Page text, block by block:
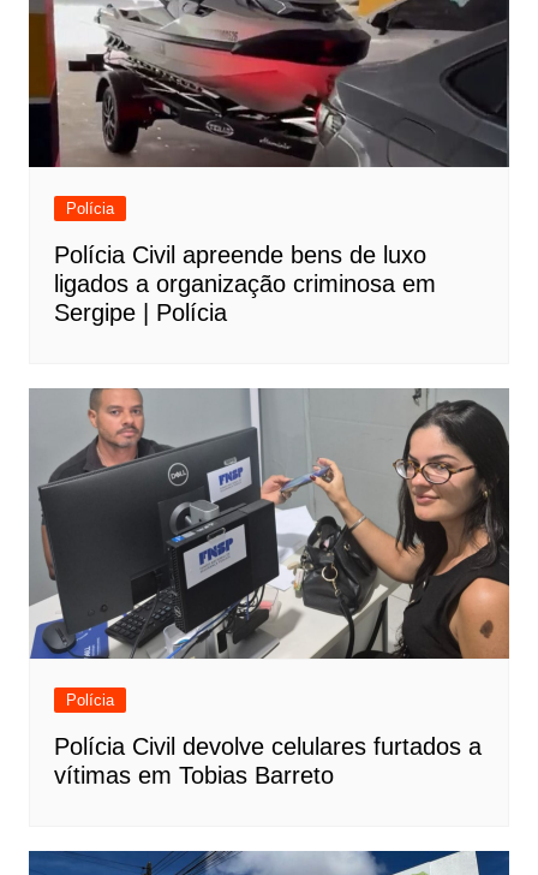
Polícia
Polícia Civil apreende bens de luxo
ligados a organização criminosa em
Sergipe | Polícia
Polícia
Polícia Civil devolve celulares furtados a
vítimas em Tobias Barreto